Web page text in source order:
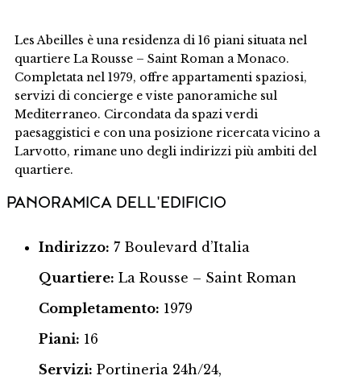
Les Abeilles è una residenza di 16 piani situata nel
quartiere La Rousse – Saint Roman a Monaco.
Completata nel 1979, offre appartamenti spaziosi,
servizi di concierge e viste panoramiche sul
Mediterraneo. Circondata da spazi verdi
paesaggistici e con una posizione ricercata vicino a
Larvotto, rimane uno degli indirizzi più ambiti del
quartiere.
PANORAMICA DELL'EDIFICIO
Indirizzo: 7 Boulevard d’Italia
Quartiere: La Rousse – Saint Roman
Completamento: 1979
Piani: 16
Servizi: Portineria 24h/24,